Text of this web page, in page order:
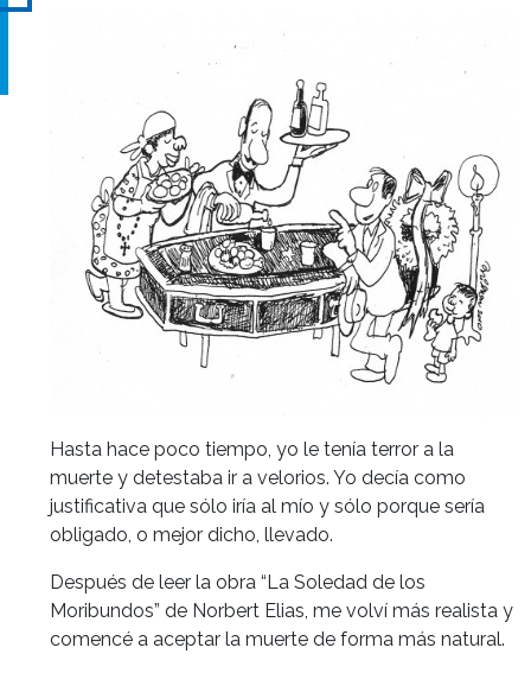
Hasta hace poco tiempo, yo le tenía terror a la
muerte y detestaba ir a velorios. Yo decía como
justificativa que sólo iría al mío y sólo porque sería
obligado, o mejor dicho, llevado.
Después de leer la obra “La Soledad de los
Moribundos” de Norbert Elias, me volví más realista y
comencé a aceptar la muerte de forma más natural.